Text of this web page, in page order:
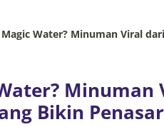
Water? Minuman Viral
Minuman
Bikin